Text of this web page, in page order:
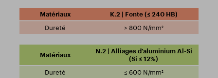
K.2 | Fonte (≤ 240 HB)
> 800 N/mm²
N.2 | Alliages d'aluminium Al-Si
(Si ≤ 12%)
≤ 600 N/mm²